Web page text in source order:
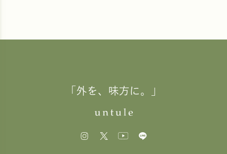
「外を、味方に。」